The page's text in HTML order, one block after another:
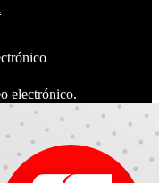
electrónico.